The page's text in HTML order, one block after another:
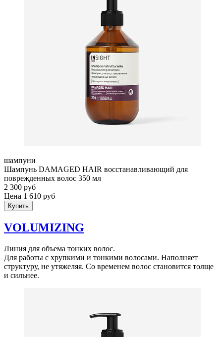
шампуни
Шампунь DAMAGED HAIR восстанавливающий для
поврежденных волос 350 мл
2 300 руб
Цена 1 610 руб
Купить
VOLUMIZING
Линия для объема тонких волос.
Для работы с хрупкими и тонкими волосами. Наполняет
структуру, не утяжеляя. Со временем волос становится толще
и сильнее.